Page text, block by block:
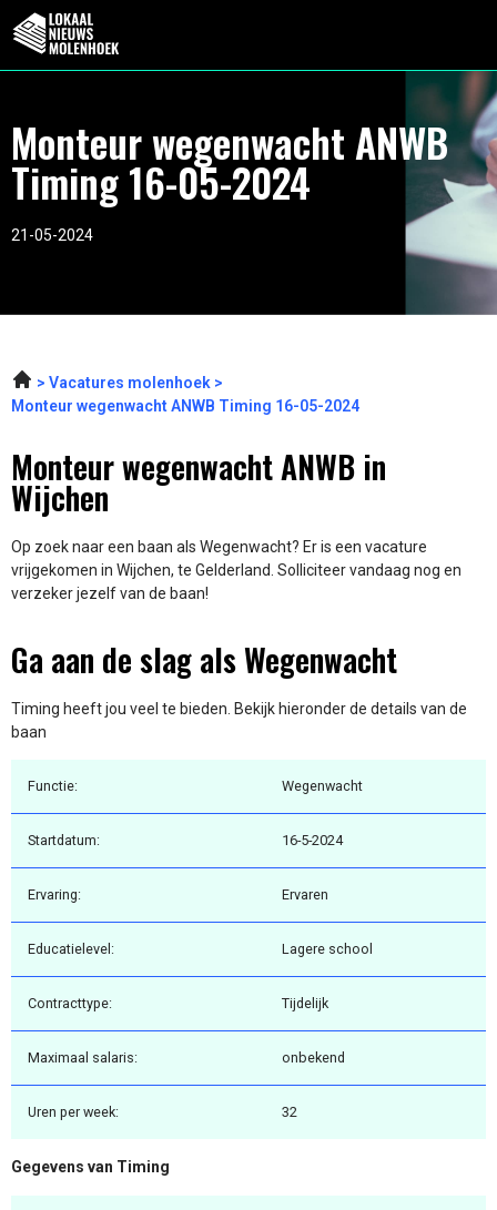
Monteur wegenwacht ANWB
Timing 16-05-2024
21-05-2024
Vacatures molenhoek
Monteur wegenwacht ANWB Timing 16-05-2024
Monteur wegenwacht ANWB in
Wijchen
Op zoek naar een baan als Wegenwacht? Er is een vacature
vrijgekomen in Wijchen, te Gelderland. Solliciteer vandaag nog en
verzeker jezelf van de baan!
Ga aan de slag als Wegenwacht
Timing heeft jou veel te bieden. Bekijk hieronder de details van de
baan
Functie: Wegenwacht
Startdatum: 16-5-2024
Ervaring: Ervaren
Educatielevel: Lagere school
Contracttype: Tijdelijk
Maximaal salaris: onbekend
Uren per week: 32
Gegevens van Timing